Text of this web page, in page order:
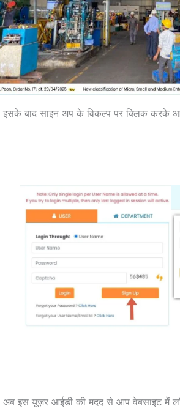
इसके बाद साइन अप के विकल्प पर क्लिक करके
अब इस यूज़र आईडी की मदद से आप वेबसाइट में